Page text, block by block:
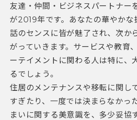
友達・仲間・ビジネスパートナー
が2019年です。あなたの華やかな
話のセンスに皆が魅了され、次か
がっていきます。サービスや教育
ーテイメントに関わる人は特に、
るでしょう。
住居のメンテナンスや移転に関し
すぎたり、一度では決まらなかっ
まいに関する美意識を、多少妥協